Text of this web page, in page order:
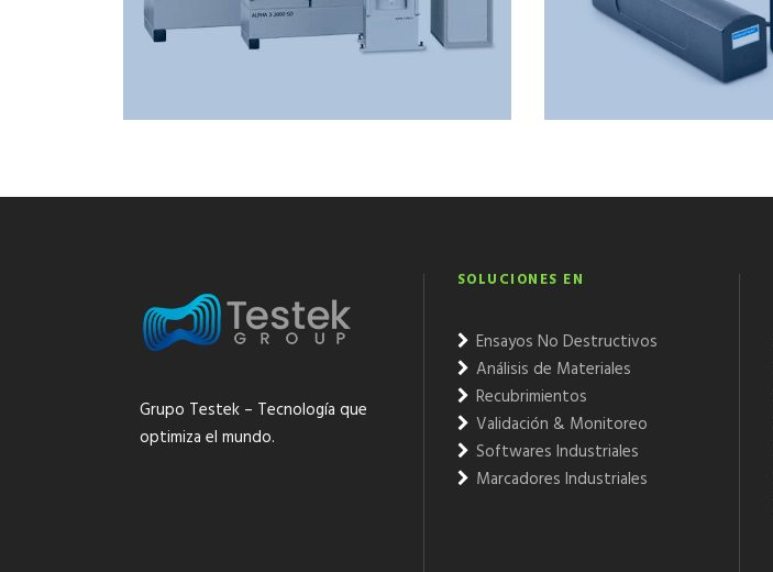
Grupo Testek – Tecnología que
optimiza el mundo.
SOLUCIONES EN
Ensayos No Destructivos
Análisis de Materiales
Recubrimientos
Validación & Monitoreo
Softwares Industriales
Marcadores Industriales